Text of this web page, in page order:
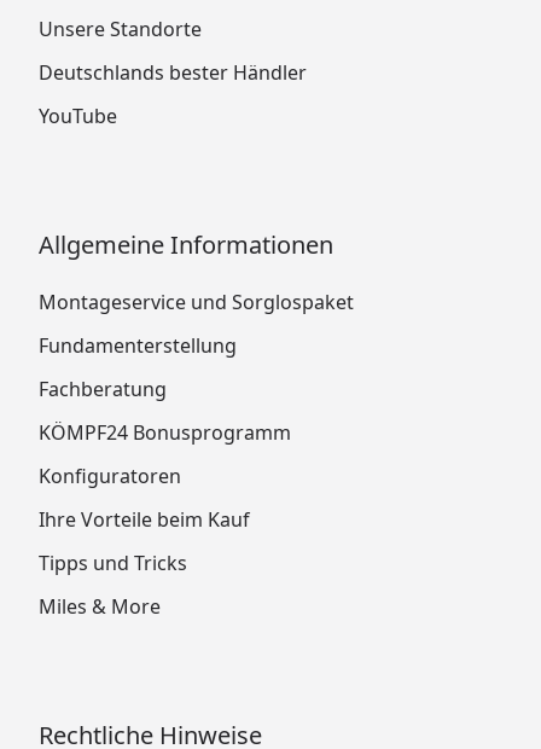
Unsere Standorte
Deutschlands bester Händler
YouTube
Allgemeine Informationen
Montageservice und Sorglospaket
Fundamenterstellung
Fachberatung
KÖMPF24 Bonusprogramm
Konfiguratoren
Ihre Vorteile beim Kauf
Tipps und Tricks
Miles & More
Rechtliche Hinweise